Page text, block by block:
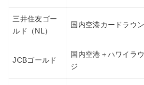
三井住友ゴー
ルド（NL）
国内空港カードラウ
JCBゴールド
国内空港＋ハワイラ
ジ